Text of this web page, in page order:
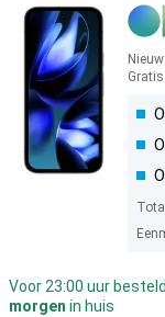
Voor 23:00 uur
morgen in huis